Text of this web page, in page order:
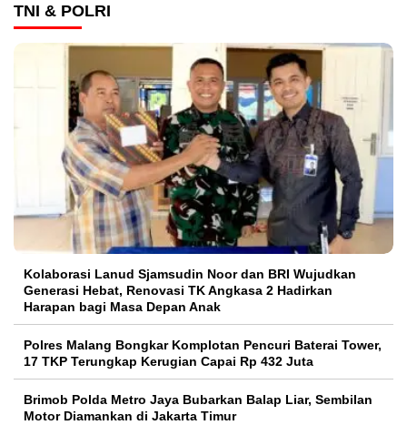
TNI & POLRI
Kolaborasi Lanud Sjamsudin Noor dan BRI Wujudkan
Generasi Hebat, Renovasi TK Angkasa 2 Hadirkan
Harapan bagi Masa Depan Anak
Polres Malang Bongkar Komplotan Pencuri Baterai Tower,
17 TKP Terungkap Kerugian Capai Rp 432 Juta
Brimob Polda Metro Jaya Bubarkan Balap Liar, Sembilan
Motor Diamankan di Jakarta Timur